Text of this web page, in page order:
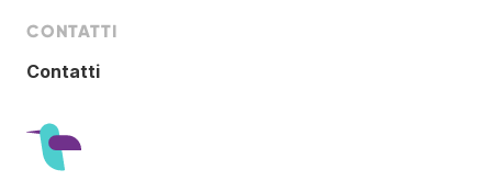
CONTATTI
Contatti